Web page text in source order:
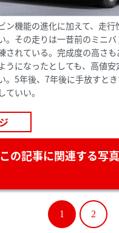
ン機能の進化に加えて、走
。その走りは一昔前のミニ
されている。完成度の高さ
うになったとしても、高値
。5年後、7年後に手放すと
ていい。
この記事に関連する写
1 2